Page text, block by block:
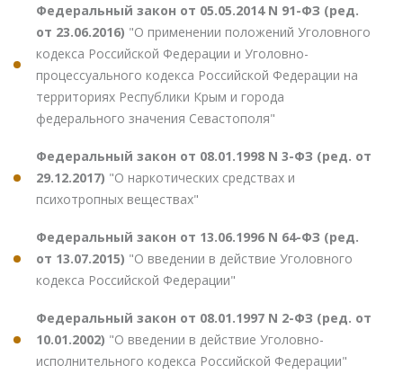
Федеральный закон от 05.05.2014 N 91-ФЗ (ред.
от 23.06.2016) "О применении положений Уголовного
кодекса Российской Федерации и Уголовно-
процессуального кодекса Российской Федерации на
территориях Республики Крым и города
федерального значения Севастополя"
Федеральный закон от 08.01.1998 N 3-ФЗ (ред. от
29.12.2017) "О наркотических средствах и
психотропных веществах"
Федеральный закон от 13.06.1996 N 64-ФЗ (ред.
от 13.07.2015) "О введении в действие Уголовного
кодекса Российской Федерации"
Федеральный закон от 08.01.1997 N 2-ФЗ (ред. от
10.01.2002) "О введении в действие Уголовно-
исполнительного кодекса Российской Федерации"